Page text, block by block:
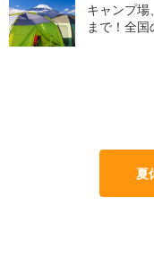
キャンプ
まで！全
夏